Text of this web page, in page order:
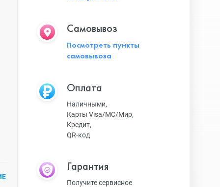
Самовывоз
Посмотреть пункты
самовывоза
Оплата
Наличными,
Карты Visa/MC/Мир,
Кредит,
QR-код
Гарантия
Получите сервисное